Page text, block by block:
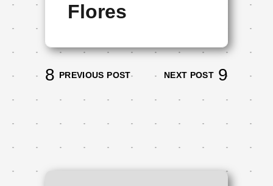
Flores
PREVIOUS POST NEXT POST